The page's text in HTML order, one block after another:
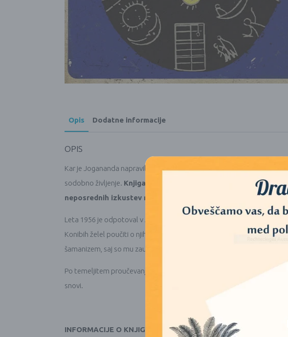
Opis Dodatne informacije
OPIS
Kar je Jogananda napravil za hinduizem in D.T. Suzuki za zen, je
sodobno življenje. Knjiga je rezultat dolgoletnega
neposrednih izkustev med ekvadorskimi Hivari in perujskimi
Leta 1956 je odpotoval v Amazonijo, kjer je med Hivari naletel na
Konibih želel poučiti o njihovem duhovnem sistemu, preizkusil napitek
šamanizem, saj so mu zaupali, da je
pravo svetlobo resničnosti
Po temeljitem proučevanju šamanizma je s Fundacijo širil védenje o
snovi.
INFORMACIJE O KNJIGI